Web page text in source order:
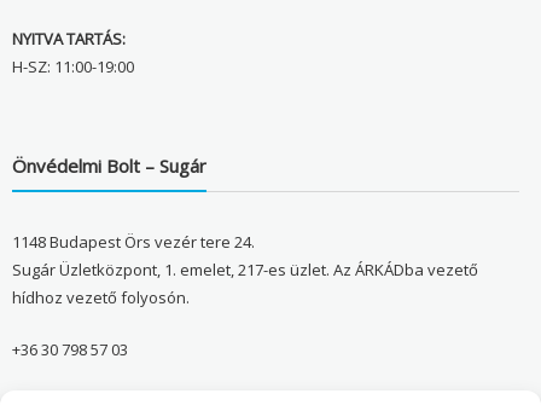
NYITVA TARTÁS:
H-SZ: 11:00-19:00
Önvédelmi Bolt – Sugár
1148 Budapest Örs vezér tere 24.
Sugár Üzletközpont, 1. emelet, 217-es üzlet. Az ÁRKÁDba vezető
hídhoz vezető folyosón.
+36 30 798 57 03